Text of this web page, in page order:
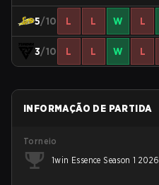
5/10 L L W L
3/10 L L W L
INFORMAÇÃO DE PARTIDA
Torneio
1win Essence Season 1 2026